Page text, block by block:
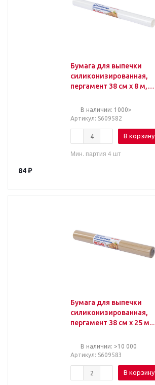
Бумага для выпечки
силиконизированная,
пергамент 38 см х 8 м,
609582
В наличии: 1000>
Артикул: S609582
В корзину
Мин. партия 4 шт
84₽
Бумага для выпечки
силиконизированная,
пергамент 38 см х 25 м,
LAIMA, CH, 609583
В наличии: >10 000
Артикул: S609583
В корзину